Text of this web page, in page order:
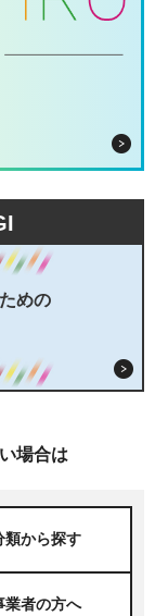
めの
場合は
類から探す
業者の方へ